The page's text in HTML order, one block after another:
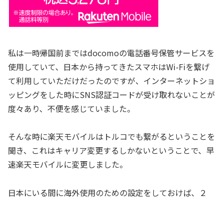
私は一時帰国前まではdocomoの電話番号保管サービスを
使用していて、日本から持ってきたスマホはWi-Fiを繋げ
て利用していただけだったのですが、インターネットショ
ッピングをした時にSNS認証コードが受け取れないことが
度々あり、不便を感じていました。
そんな時に楽天モバイルはトルコでも繋がるということを
聞き、これはキャリア変更するしかないということで、早
速楽天モバイルに変更しました。
日本にいる間に海外使用のための設定をしておけば、２